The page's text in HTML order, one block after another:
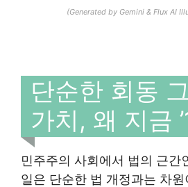
(Generated by Gemini & Flux AI
단순한 회동
가치, 왜 지금
민주주의 사회에서 법의 근간
일은 단순한 법 개정과는 차